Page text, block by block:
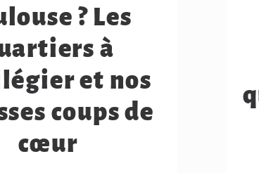
? Les
à
et nos
coups de
cœur